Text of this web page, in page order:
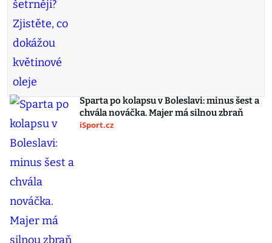
Sparta po kolapsu v Boleslavi: minus šest a
chvála nováčka. Majer má silnou zbraň
iSport.cz